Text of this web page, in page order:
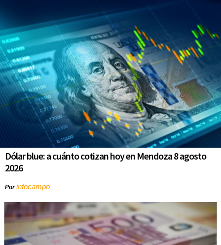
Dólar blue: a cuánto cotizan hoy en Mendoza 8 agosto
2026
Porinfocampo